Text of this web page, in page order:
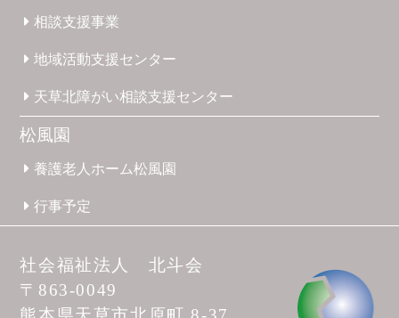
相談支援事業
地域活動支援センター
天草北障がい相談支援センター
松風園
養護老人ホーム松風園
行事予定
社会福祉法人 北斗会
〒863-0049